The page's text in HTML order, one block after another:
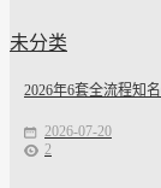
未分类
2026年6套全流程知
2026-07-20
2